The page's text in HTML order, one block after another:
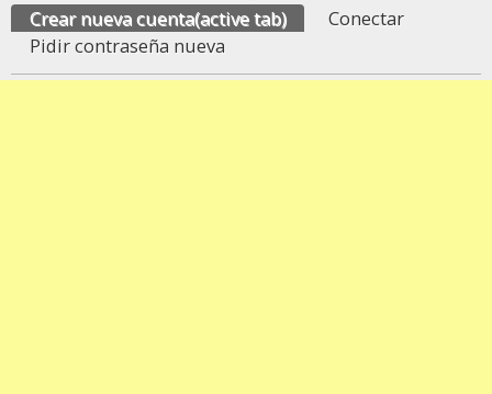
Crear nueva cuenta(active tab)
Conectar
Pidir contraseña nueva